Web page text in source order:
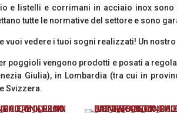
e listelli e corrimani in acciaio inox
tutte le normative del settore e sono
vuoi vedere i tuoi sogni realizzati! Un
poggioli vengono prodotti e posati a
Giulia), in Lombardia (tra cui in
Svizzera.